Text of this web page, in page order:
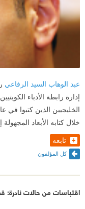
عبد الوهاب السيد الرفاعي
إدارة رابطة الأدباء
الخليجيين الذين كتبوا في
خلال كتابه الأبعاد المجهولة إصدار
تابعه
كل المؤلفون
اقتباسات من حالات نادرة: